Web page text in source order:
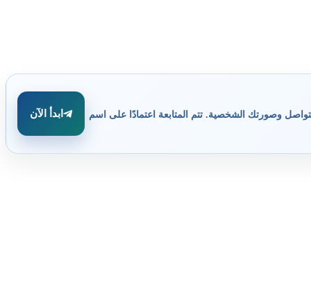
وصورتك الشخصية. تتم المتابعة اعتمادًا على اسم ابدأ الآن